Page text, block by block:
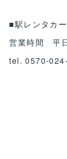
■駅レンタカ
営業時間 平
tel. 0570-